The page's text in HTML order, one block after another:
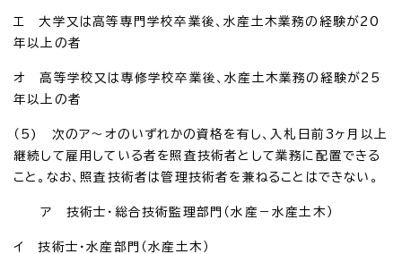
エ 大学又は高等専門学校卒業後、水産土木業務の経験が20
年以上の者
オ 高等学校又は専修学校卒業後、水産土木業務の経験が25
年以上の者
（5) 次のア～オのいずれかの資格を有し、入札日前3ヶ月以上
継続して雇用している者を照査技術者として業務に配置できる
こと。なお、照査技術者は管理技術者を兼ねることはできない。
ア 技術士・総合技術監理部門（水産－水産土木）
イ 技術士・水産部門（水産土木）